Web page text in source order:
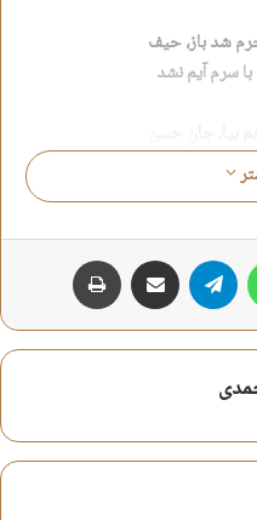
حرم شد باز، حیف
سرم آیم نشد
می سایم، نشد
پروایم نشد
خجالت می کشم
امضایم نشد؟
تلگرام اشتراک گذاری از طریق ایمیل